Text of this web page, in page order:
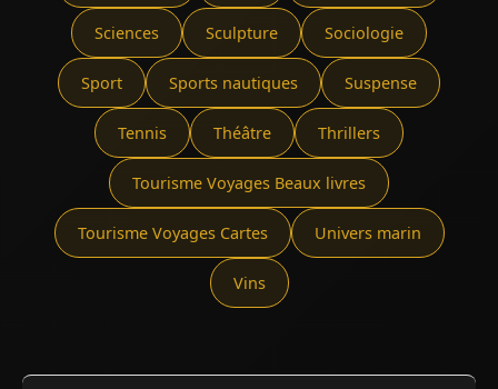
Sciences Sculpture Sociologie
Sport Sports nautiques Suspense
Tennis Théâtre Thrillers
Tourisme Voyages Beaux livres
Tourisme Voyages Cartes Univers marin
Vins